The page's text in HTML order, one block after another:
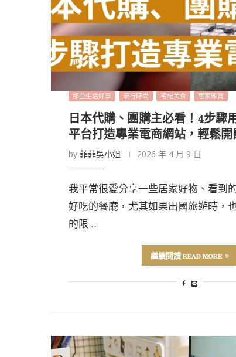
那些生活好事 流行時尚 宅配美食 居家雜貨
日本代購、團購主必看！4步驟
平台打造專業電商網站，輕鬆
by 菲菲吳小姐 2026 年 4 月 9 日
我平常很愛分享一些居家好物、看到
好吃的餐廳，尤其如果出國旅遊時，
的限 …
繼續閱讀 READ MORE